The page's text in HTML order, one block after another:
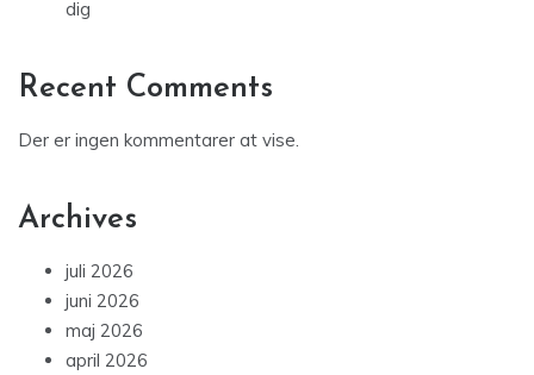
dig
Recent Comments
Der er ingen kommentarer at vise.
Archives
juli 2026
juni 2026
maj 2026
april 2026